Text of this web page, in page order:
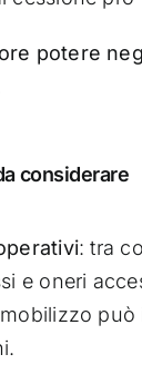
potere
considerare
: tra
e oneri
può